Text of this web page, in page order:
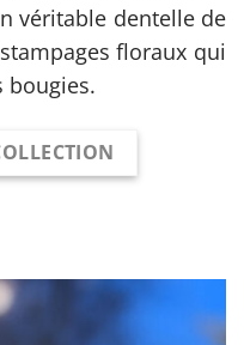
véritable dentelle de
floraux qui
bougies.